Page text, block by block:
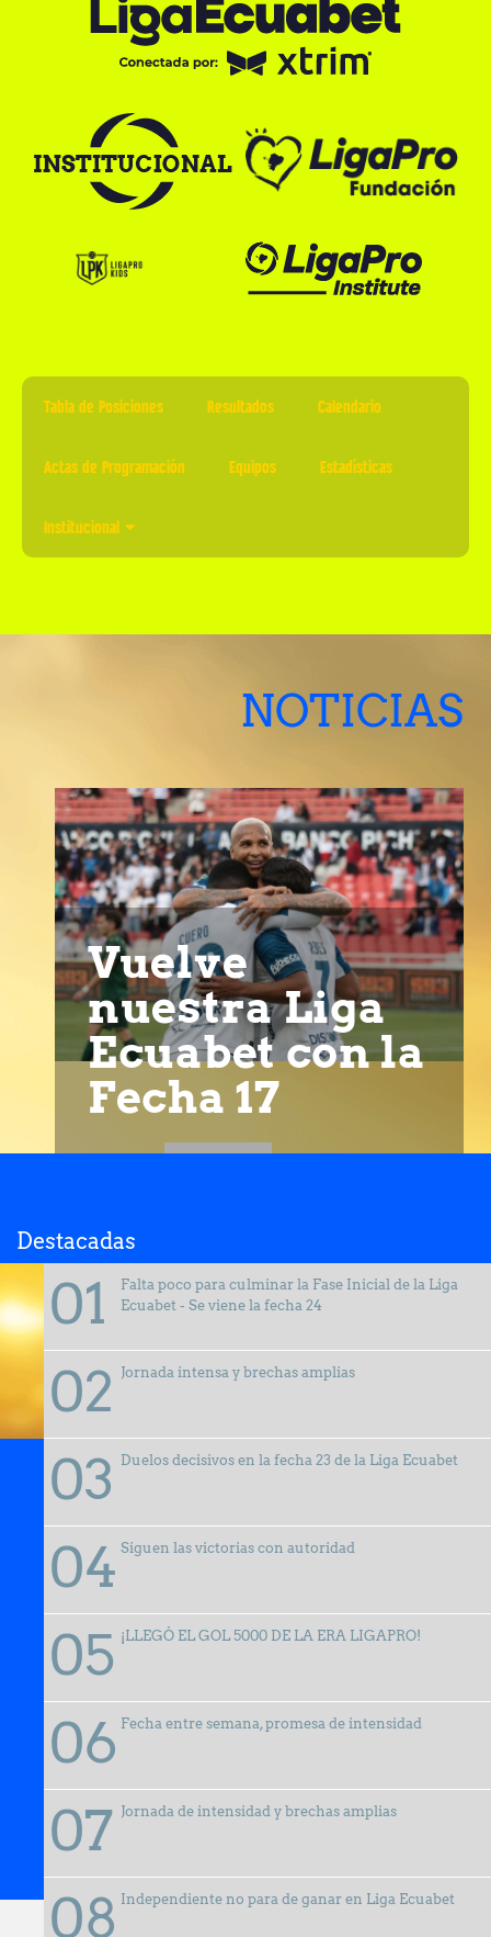
Tabla de Posiciones Resultados Calendario
Actas de Programación Equipos Estadísticas
Institucional
NOTICIAS
Vuelve
nuestra Liga
Ecuabet con la
Fecha 17
Destacadas
Falta poco para culminar la Fase Inicial de la Liga
Ecuabet - Se viene la fecha 24
Jornada intensa y brechas amplias
Duelos decisivos en la fecha 23 de la Liga Ecuabet
Siguen las victorias con autoridad
¡LLEGÓ EL GOL 5000 DE LA ERA LIGAPRO!
Fecha entre semana, promesa de intensidad
Jornada de intensidad y brechas amplias
Independiente no para de ganar en Liga Ecuabet